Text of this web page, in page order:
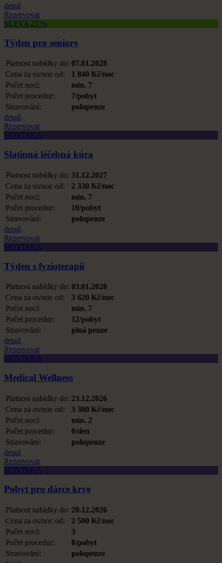
detail
Rezervovat
SLEVA 25 %
Týden pro seniory
Platnost nabídky do: 07.01.2028
Cena za os/noc od:
1 840 Kč/noc
Počet nocí:
min. 7
Počet procedur:
7/pobyt
Stravování:
polopenze
detail
Rezervovat
NOVINKA
Slatinná léčebná kúra
Platnost nabídky do: 31.12.2027
Cena za os/noc od:
2 330 Kč/noc
Počet nocí:
min. 7
Počet procedur:
10/pobyt
Stravování:
polopenze
detail
Rezervovat
NOVINKA
Týden s fyzioterapií
Platnost nabídky do: 03.01.2028
Cena za os/noc od:
3 620 Kč/noc
Počet nocí:
min. 7
Počet procedur:
12/pobyt
Stravování:
plná penze
detail
Rezervovat
NOVINKA
Medical Wellness
Platnost nabídky do: 23.12.2026
Cena za os/noc od:
3 300 Kč/noc
Počet nocí:
min. 2
Počet procedur:
0/den
Stravování:
polopenze
detail
Rezervovat
NOVINKA
Pobyt pro dárce krve
Platnost nabídky do: 20.12.2026
Cena za os/noc od:
2 500 Kč/noc
Počet nocí:
3
Počet procedur:
8/pobyt
Stravování:
polopenze